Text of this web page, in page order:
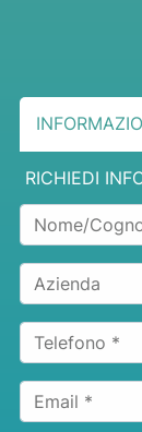
RICHIEDI